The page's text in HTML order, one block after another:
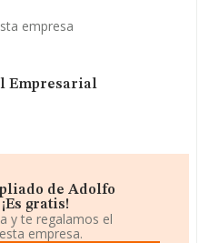
empresa
Empresarial
de Adolfo
gratis!
y te regalamos el
empresa.